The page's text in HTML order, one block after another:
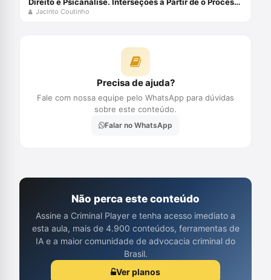
Direito e Psicánalise. Interseções a Partir de o Processo de Kafka Capa comum 1 janeiro 2007
Jacinto Coutinho
Precisa de ajuda?
Fale com nossa equipe pelo WhatsApp para dúvidas
sobre este conteúdo.
Falar no WhatsApp
Não perca este conteúdo
Assine a Criminal Player e tenha acesso imediato a
esta aula, mais de 4.900 conteúdos, ferramentas de
IA e a maior comunidade de advocacia criminal do
Brasil.
Ver planos